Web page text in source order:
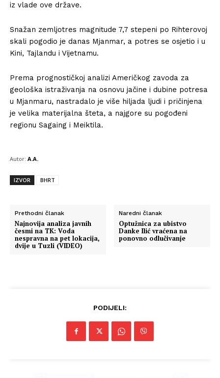
iz vlade ove države.
Snažan zemljotres magnitude 7,7 stepeni po Rihterovoj
skali pogodio je danas Mjanmar, a potres se osjetio i u
Kini, Tajlandu i Vijetnamu.
Prema prognostičkoj analizi Američkog zavoda za
geološka istraživanja na osnovu jačine i dubine potresa
u Mjanmaru, nastradalo je više hiljada ljudi i pričinjena
je velika materijalna šteta, a najgore su pogođeni
regionu Sagaing i Meiktila.
Autor: A.A.
IZVOR BHRT
Prethodni članak
Najnovija analiza javnih
česmi na TK: Voda
nespravna na pet lokacija,
dvije u Tuzli (VIDEO)
Naredni članak
Optužnica za ubistvo
Danke Ilić vraćena na
ponovno odlučivanje
PODIJELI: